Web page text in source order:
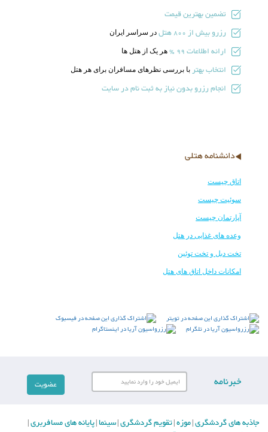
تضمین بهترین قیمت
رزرو بیش از 800 هتل در سراسر ایران
ارائه اطلاعات 99 % هر یک از هتل ها
انتخاب بهتر با بررسی نظرهای مسافران برای هر هتل
انجام رزرو بدون نیاز به ثبت نام در سایت
دانشنامه هتلی
اتاق چیست
سوئیت چیست
آپارتمان چیست
وعده های غذایی در هتل
تخت دبل و تخت توئین
امکانات داخل اتاق های هتل
خبرنامه
جاذبه های گردشگری موزه تقویم گردشگری سینما پایانه های مسافربری